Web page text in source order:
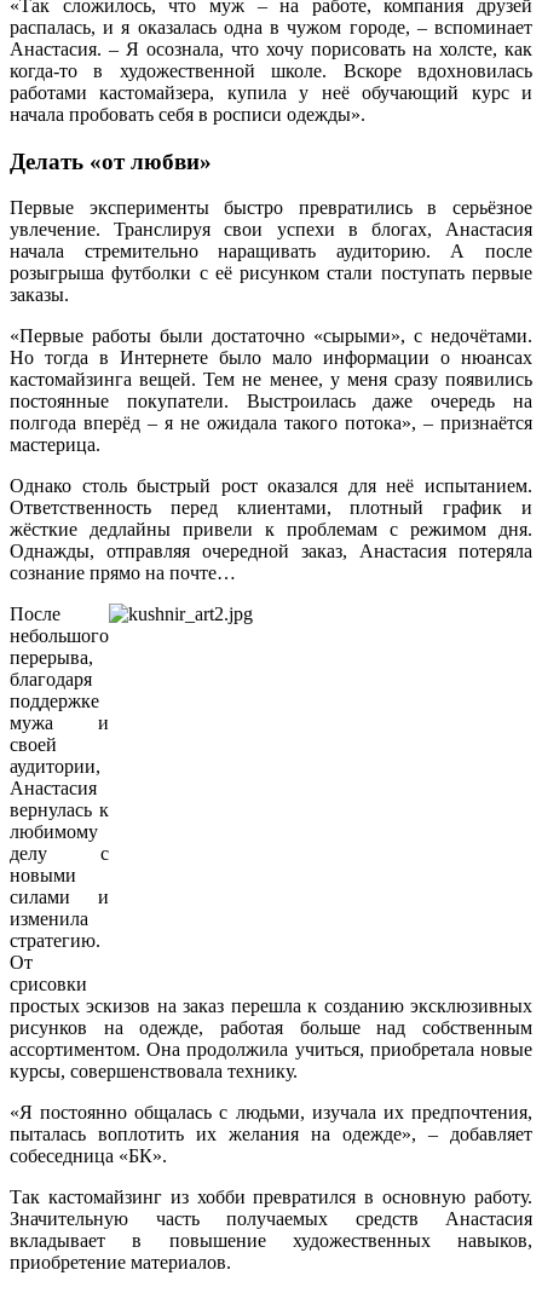
«Так сложилось, что муж – на работе, компания друзей
распалась, и я оказалась одна в чужом городе, – вспоминает
Анастасия. – Я осознала, что хочу порисовать на холсте, как
когда‑то в художественной школе. Вскоре вдохновилась
работами кастомайзера, купила у неё обучающий курс и
начала пробовать себя в росписи одежды».
Делать «от любви»
Первые эксперименты быстро превратились в серьёзное
увлечение. Транслируя свои успехи в блогах, Анастасия
начала стремительно наращивать аудиторию. А после
розыгрыша футболки с её рисунком стали поступать первые
заказы.
«Первые работы были достаточно «сырыми», с недочётами.
Но тогда в Интернете было мало информации о нюансах
кастомайзинга вещей. Тем не менее, у меня сразу появились
постоянные покупатели. Выстроилась даже очередь на
полгода вперёд – я не ожидала такого потока», – признаётся
мастерица.
Однако столь быстрый рост оказался для неё испытанием.
Ответственность перед клиентами, плотный график и
жёсткие дедлайны привели к проблемам с режимом дня.
Однажды, отправляя очередной заказ, Анастасия потеряла
сознание прямо на почте…
После
небольшого
перерыва,
благодаря
поддержке
мужа и
своей
аудитории,
Анастасия
вернулась к
любимому
делу с
новыми
силами и
изменила
стратегию.
От
срисовки
простых эскизов на заказ перешла к созданию эксклюзивных
рисунков на одежде, работая больше над собственным
ассортиментом. Она продолжила учиться, приобретала новые
курсы, совершенствовала технику.
«Я постоянно общалась с людьми, изучала их предпочтения,
пыталась воплотить их желания на одежде», – добавляет
собеседница «БК».
Так кастомайзинг из хобби превратился в основную работу.
Значительную часть получаемых средств Анастасия
вкладывает в повышение художественных навыков,
приобретение материалов.